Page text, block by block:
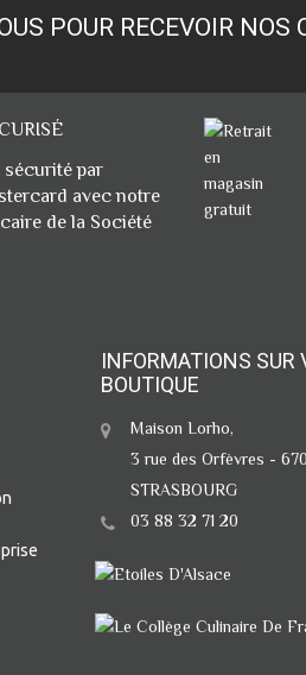
POUR RECEVOIR NOS
sécurité par
avec notre
de la Société
INFORMATIONS SUR
BOUTIQUE
Maison Lorho,
3 rue des Orfèvres -
STRASBOURG
03 88 32 71 20